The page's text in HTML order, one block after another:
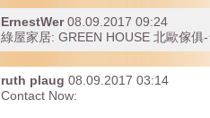
ErnestWer08.09.2017 09:24
綠屋家居: GREEN HOUSE 北歐傢
ruth plaug 08.09.2017 03:14
Contact Now: